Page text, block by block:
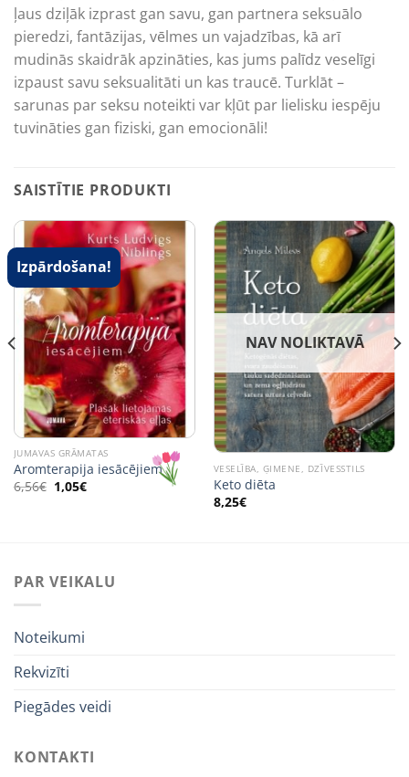
ļaus dziļāk izprast gan savu, gan partnera seksuālo
pieredzi, fantāzijas, vēlmes un vajadzības, kā arī
mudinās skaidrāk apzināties, kas jums palīdz veselīgi
izpaust savu seksualitāti un kas traucē. Turklāt –
sarunas par seksu noteikti var kļūt par lielisku iespēju
tuvināties gan fiziski, gan emocionāli!
SAISTĪTIE PRODUKTI
Izpārdošana!
JUMAVAS GRĀMATAS
Aromterapija iesācējiem
6,56€ Original
price
1,05€Current
price
NAV NOLIKTAVĀ
VESELĪBA, ĢIMENE, DZĪVESSTILS
Keto diēta
8,25€
PAR VEIKALU
Noteikumi
Rekvizīti
Piegādes veidi
KONTAKTI